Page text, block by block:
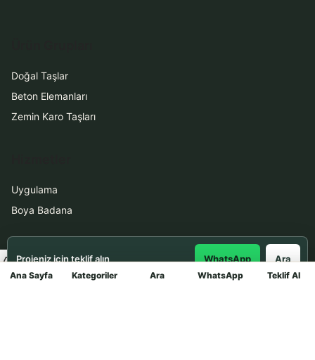
Ana Sayfa Kategoriler Ara WhatsApp Teklif Al
Doğal Taşlar
Beton Elemanları
Zemin Karo Taşları
Uygulama
Boya Badana
İletişim
0531 912 78 21
Projeniz için teklif alın WhatsApp Ara